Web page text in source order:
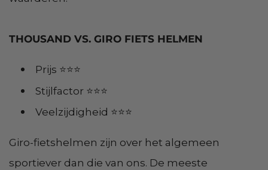
THOUSAND VS. GIRO FIETS HELMEN
Prijs ⭐⭐⭐
Stijlfactor ⭐⭐⭐
Veelzijdigheid ⭐⭐⭐
Giro-fietshelmen zijn over het algemeen
sportiever dan die van ons. De meeste